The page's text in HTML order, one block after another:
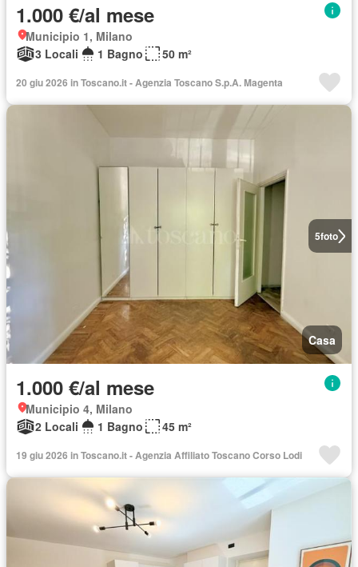
1.000 €/al mese
Municipio 1, Milano
3 Locali
1 Bagno 50 m²
20 giu 2026 in Toscano.it - Agenzia Toscano S.p.A. Magenta
5foto
Casa
1.000 €/al mese
Municipio 4, Milano
2 Locali
1 Bagno 45 m²
19 giu 2026 in Toscano.it - Agenzia Affiliato Toscano Corso Lodi